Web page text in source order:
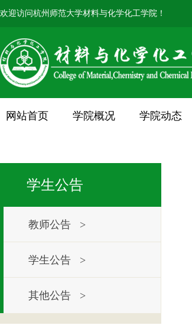
欢迎访问杭州师范大学材料与化学化工学院！
网站首页 学院概况 学院动态
学生公告
教师公告 >
学生公告 >
其他公告 >